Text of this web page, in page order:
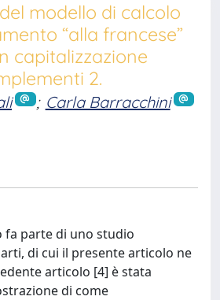
modello di calcolo
“alla francese”
capitalizzazione
2.
; Carla Barracchini
fa parte di uno studio
di cui il presente articolo ne
articolo [4] è stata
di come